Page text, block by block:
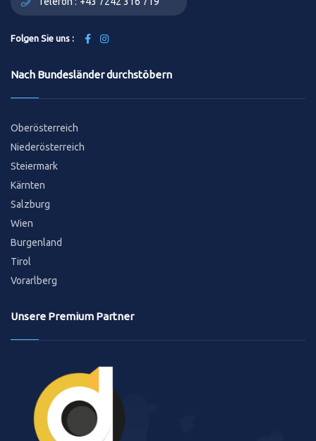
Folgen Sie uns :
Nach Bundesländer durchstöbern
Oberösterreich
Niederösterreich
Steiermark
Kärnten
Salzburg
Wien
Burgenland
Tirol
Vorarlberg
Unsere Premium Partner